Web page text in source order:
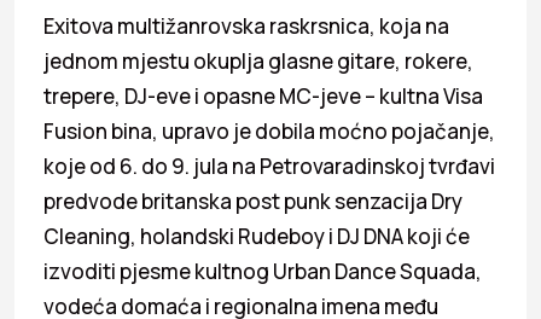
Exitova multižanrovska raskrsnica, koja na
jednom mjestu okuplja glasne gitare, rokere,
trepere, DJ-eve i opasne MC-jeve – kultna Visa
Fusion bina, upravo je dobila moćno pojačanje,
koje od 6. do 9. jula na Petrovaradinskoj tvrđavi
predvode britanska post punk senzacija Dry
Cleaning, holandski Rudeboy i DJ DNA koji će
izvoditi pjesme kultnog Urban Dance Squada,
vodeća domaća i regionalna imena među